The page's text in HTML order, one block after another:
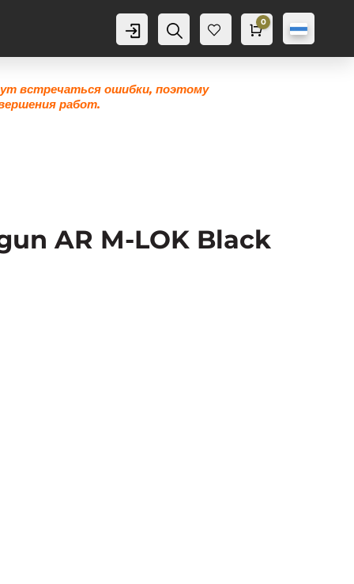
Аккаунт
Поиск
Же
0
Корзина
0
0,0грн
встречаться ошибки, поэтому
работ.
AR M-LOK Black